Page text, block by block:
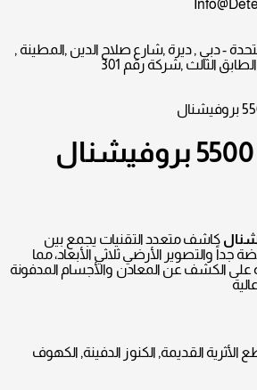
- دبي , ديرة ,شارع صلاح الدين ,المطينة ,
الثالث ,شركة رقم 301
كاشف متعدد التقنيات يجمع بين
جداً والتصوير الأرضي ثلاثي الأبعاد، مما
على الكشف عن المعادن والأجسام المدفونة
الأثرية القديمة, الكنوز الدفينة, الكهوف